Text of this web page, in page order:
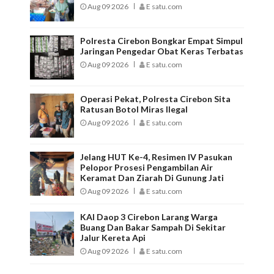
Aug 09 2026 E satu.com
Polresta Cirebon Bongkar Empat Simpul
Jaringan Pengedar Obat Keras Terbatas
Aug 09 2026 E satu.com
Operasi Pekat, Polresta Cirebon Sita
Ratusan Botol Miras Ilegal
Aug 09 2026 E satu.com
Jelang HUT Ke-4, Resimen IV Pasukan
Pelopor Prosesi Pengambilan Air
Keramat Dan Ziarah Di Gunung Jati
Aug 09 2026 E satu.com
KAI Daop 3 Cirebon Larang Warga
Buang Dan Bakar Sampah Di Sekitar
Jalur Kereta Api
Aug 09 2026 E satu.com